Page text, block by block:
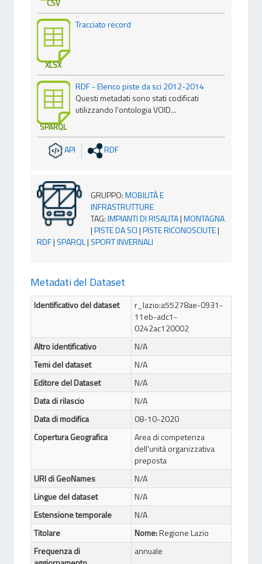
CSV
XLSX
Tracciato record
SPARQL
RDF - Elenco piste da sci 2012-2014
Questi metadati sono stati codificati
utilizzando l’ontologia VOID...
API RDF
GRUPPO:MOBILITÀ E
INFRASTRUTTURE
TAG:IMPIANTI DI RISALITA|MONTAGNA
|PISTE DA SCI|PISTE RICONOSCIUTE|
RDF| SPARQL| SPORT INVERNALI
Metadati del Dataset
Identificativo del dataset
r_lazio:a55278ae-0931-
11eb-adc1-
0242ac120002
Altro identificativo
N/A
Temi del dataset
N/A
Editore del Dataset
N/A
Data di rilascio
N/A
Data di modifica
08-10-2020
Copertura Geografica
Area di competenza
dell'unità organizzativa
preposta
URI di GeoNames
N/A
Lingue del dataset
N/A
Estensione temporale
N/A
Titolare
Nome:Regione Lazio
Frequenza di
annuale